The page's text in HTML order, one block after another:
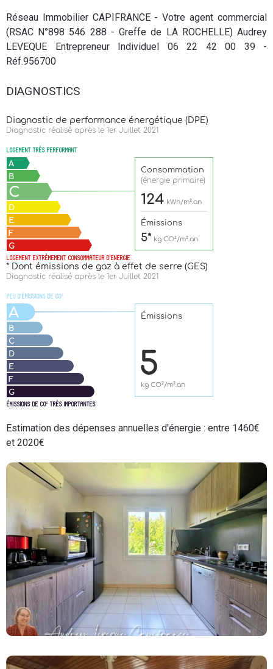
Réseau Immobilier CAPIFRANCE - Votre agent commercial
(RSAC N°898 546 288 - Greffe de LA ROCHELLE) Audrey
LEVEQUE Entrepreneur Individuel 06 22 42 00 39 -
Réf.956700
DIAGNOSTICS
Estimation des dépenses annuelles d'énergie : entre 1460€
et 2020€